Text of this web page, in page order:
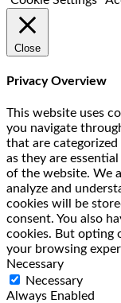
Close
Privacy Overview
This website uses
you navigate
that are
as they are
of the website. We
analyze and
cookies will be
consent. You also
cookies. But opting
your browsing
Necessary
Necessary
Always Enabled